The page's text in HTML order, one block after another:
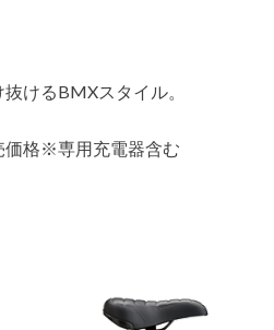
けるBMXスタイル。
価格※専用充電器含む